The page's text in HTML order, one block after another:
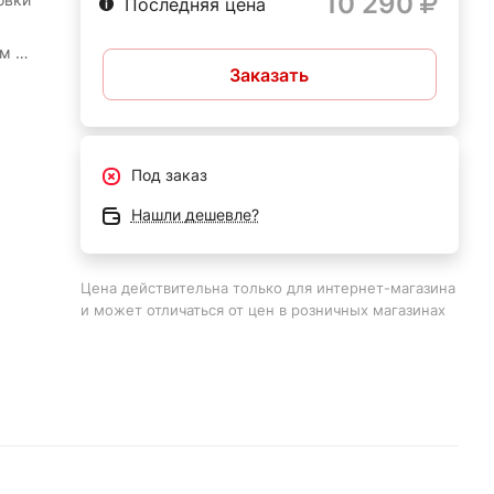
и
Заказать
Под заказ
Нашли дешевле?
Цена действительна только для интернет-магазина
и может отличаться от цен в розничных магазинах